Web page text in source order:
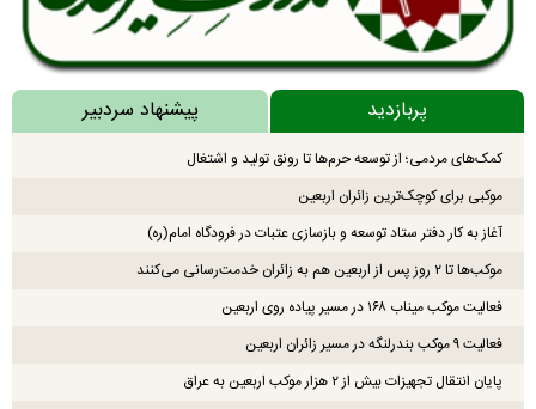
پربازدید پیشنهاد سردبیر
کمک‌های مردمی؛ از توسعه حرم‌ها تا رونق تولید و اشتغال
موکبی برای کوچک‌ترین زائران اربعین
آغاز به کار دفتر ستاد توسعه و بازسازی عتبات در فرودگاه امام(ره)
موکب‌ها تا ۲ روز پس از اربعین هم به زائران خدمت‌رسانی می‌کنند
فعالیت موکب میناب ۱۶۸ در مسیر پیاده روی اربعین
فعالیت ۹ موکب بندرلنگه در مسیر زائران اربعین
پایان انتقال تجهیزات بیش از ۲ هزار موکب اربعین به عراق